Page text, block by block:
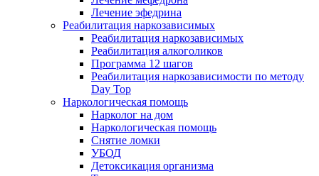
Лечение эфедрина
Реабилитация наркозависимых
Реабилитация наркозависимых
Реабилитация алкоголиков
Программа 12 шагов
Реабилитация наркозависимости по методу
Day Top
Наркологическая помощь
Нарколог на дом
Наркологическая помощь
Снятие ломки
УБОД
Детоксикация организма